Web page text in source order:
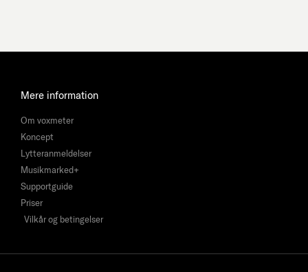
Mere information
Om voxmeter
Koncept
Lytteranmeldelser
Musikmarked+
Supportguide
Priser
Vilkår og betingelser